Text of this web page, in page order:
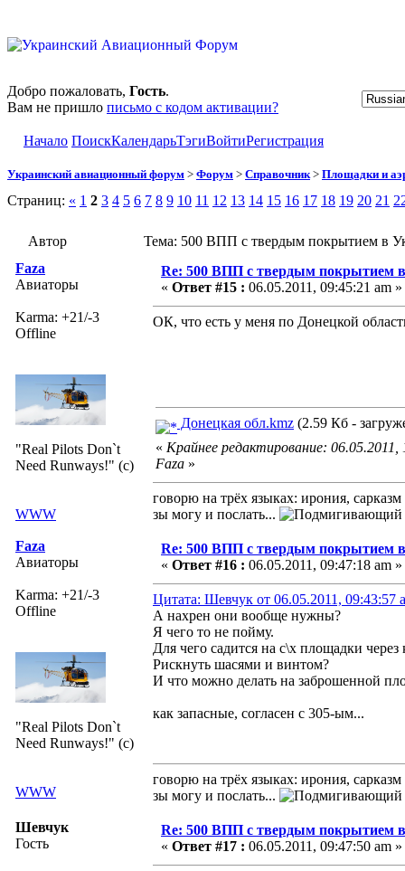
Добро пожаловать, Гость.
Вам не пришло письмо с кодом активации?
Начало ПоискКалендарьТэгиВойтиРегистрация
Украинский авиационный форум > Форум > Справочник > Площадки и
Страниц: « 1 2 3 4 5 6 7 8 9 10 11 12 13 14 15 16 17 18 19 20 21
Автор
Тема: 500 ВПП с твердым покрытием в
Faza
Авиаторы
Karma: +21/-3
Offline
"Real Pilots Don`t
Need Runways!" (c)
WWW
Re: 500 ВПП с твердым покрытием
« Ответ #15 : 06.05.2011, 09:45:21 am »
ОК, что есть у меня по Донецкой
Донецкая обл.kmz (2.59 Кб -
« Крайнее редактирование:
Faza »
говорю на трёх языках: ирония,
зы могу и послать...
Faza
Авиаторы
Karma: +21/-3
Offline
"Real Pilots Don`t
Need Runways!" (c)
WWW
Re: 500 ВПП с твердым покрытием
« Ответ #16 : 06.05.2011, 09:47:18 am »
Цитата: Шевчук от 06.05.2011, 09:43:57
А нахрен они вообще нужны?
Я чего то не пойму.
Для чего садится на с\х площадки
Рискнуть шасями и винтом?
И что можно делать на заброшенной
как запасные, согласен с 305-ым...
говорю на трёх языках: ирония,
зы могу и послать...
Шевчук
Гость
Re: 500 ВПП с твердым покрытием
« Ответ #17 : 06.05.2011, 09:47:50 am »